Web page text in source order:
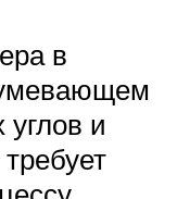
в
и